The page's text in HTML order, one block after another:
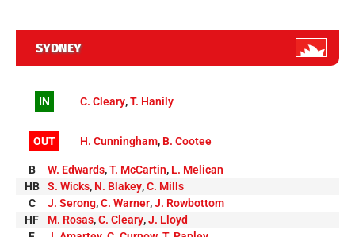
SYDNEY
IN C. Cleary,T. Hanily
OUT H. Cunningham, B. Cootee
B W. Edwards,T. McCartin, L. Melican
HB
S. Wicks, N. Blakey,C. Mills
C
J. Serong,C. Warner,J. Rowbottom
HF
M. Rosas,C. Cleary,J. Lloyd